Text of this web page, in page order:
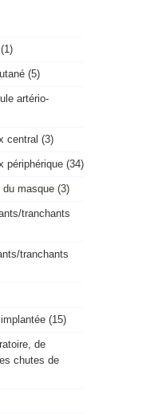
(5)
artério-
central (3)
périphérique (34)
masque (3)
tranchants
tranchants
(15)
de
chutes de